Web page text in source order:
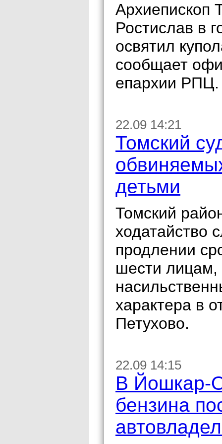
Архиепископ
Ростислав в
освятил
сообщает
епархии РПЦ.
22.09 14:21
Томский
детьми
Томский
ходатайство
продлении
шести
характера в
Петухово.
22.09 14:15
В Йошкар-
бензина